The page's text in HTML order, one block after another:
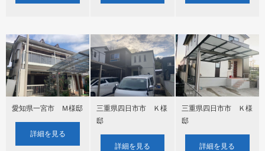
愛知県一宮市 Ｍ様邸
詳細を見る
三重県四日市市 Ｋ様
邸
詳細を見る
三重県四日市市 Ｋ様
邸
詳細を見る